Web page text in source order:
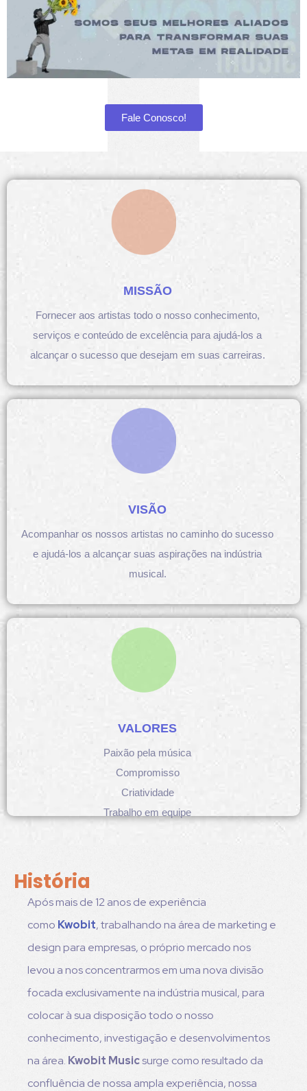
Fale Conosco!
MISSÃO
Fornecer aos artistas todo o nosso conhecimento,
serviços e conteúdo de excelência para ajudá-los a
alcançar o sucesso que desejam em suas carreiras.
VISÃO
Acompanhar os nossos artistas no caminho do sucesso
e ajudá-los a alcançar suas aspirações na indústria
musical.
VALORES
Paixão pela música
Compromisso
Criatividade
Trabalho em equipe
História
Após mais de 12 anos de experiência
como Kwobit, trabalhando na área de marketing e
design para empresas, o próprio mercado nos
levou a nos concentrarmos em uma nova divisão
focada exclusivamente na indústria musical, para
colocar à sua disposição todo o nosso
conhecimento, investigação e desenvolvimentos
na área. Kwobit Musicsurge como resultado da
confluência de nossa ampla experiência, nossa